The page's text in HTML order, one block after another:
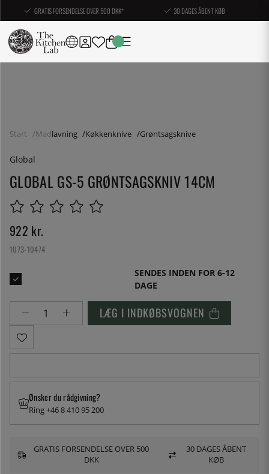
GRATIS FORSENDELSE OVER 500 DKK* 30 DAGES ÅBENT KØB
Start Madlavning Køkkenknive Grøntsagsknive
Global
GLOBAL GS-5 GRØNTSAGSKNIV 14CM
922 kr.
1073-10474
SENDES INDEN FOR 6-12
DAGE
LÆG I INDKØBSVOGNEN
Ønsker du rådgivning?
Ring +46 8 410 95 200
GRATIS FORSENDELSE OVER 500
DKK
30 DAGES ÅBENT
KØB